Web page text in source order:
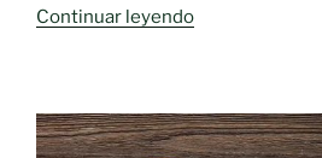
Continuar leyendo«Día
22